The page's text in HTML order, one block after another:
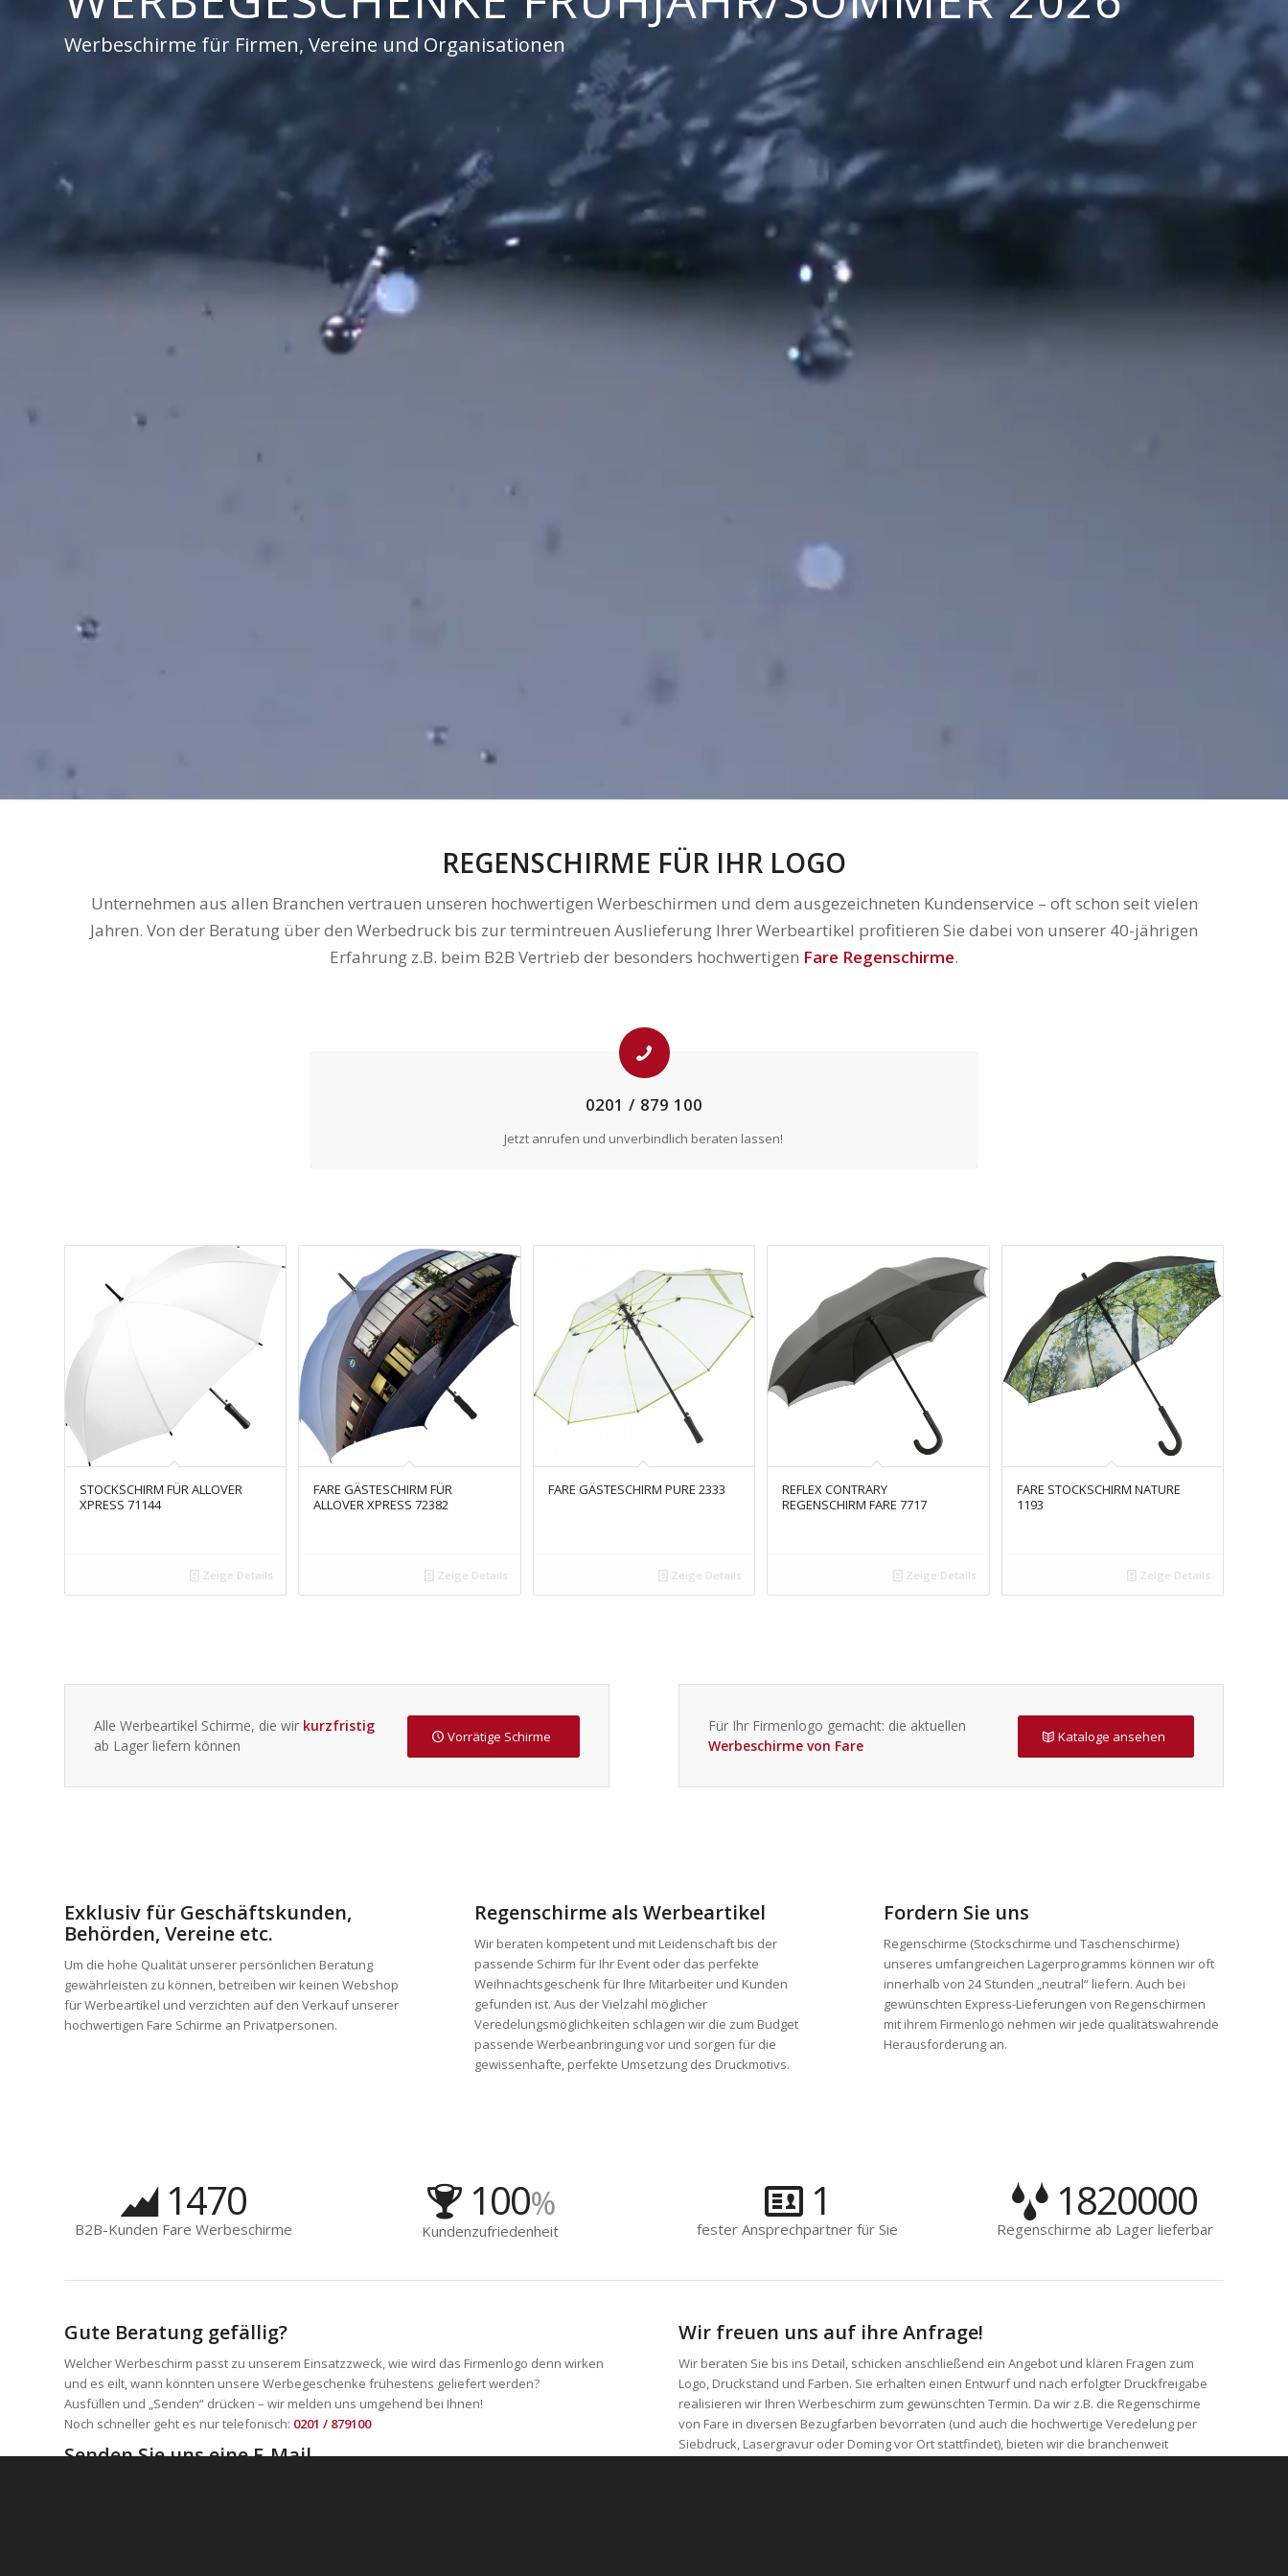
Werbeschirme für Firmen, Vereine und Organisationen
REGENSCHIRME FÜR IHR LOGO
Unternehmen aus allen Branchen vertrauen unseren hochwertigen Werbeschirmen und dem ausgezeichneten Kundenservice – oft schon seit vielen
Jahren. Von der Beratung über den Werbedruck bis zur termintreuen Auslieferung Ihrer Werbeartikel profitieren Sie dabei von unserer 40-jährigen
Erfahrung z.B. beim B2B Vertrieb der besonders hochwertigen Fare Regenschirme.
0201 / 879 100
Jetzt anrufen und unverbindlich beraten lassen!
STOCKSCHIRM FÜR ALLOVER
XPRESS 71144
Zeige Details
FARE GÄSTESCHIRM FÜR
ALLOVER XPRESS 72382
Zeige Details
FARE GÄSTESCHIRM PURE 2333
Zeige Details
REFLEX CONTRARY
REGENSCHIRM FARE 7717
Zeige Details
FARE STOCKSCHIRM NATURE
1193
Zeige Details
Alle Werbeartikel Schirme, die wir kurzfristig
ab Lager liefern können
Vorrätige Schirme
Für Ihr Firmenlogo gemacht: die aktuellen
Werbeschirme von Fare
Kataloge ansehen
Exklusiv für Geschäftskunden,
Behörden, Vereine etc.
Um die hohe Qualität unserer persönlichen Beratung
gewährleisten zu können, betreiben wir keinen Webshop
für Werbeartikel und verzichten auf den Verkauf unserer
hochwertigen Fare Schirme an Privatpersonen.
Regenschirme als Werbeartikel
Wir beraten kompetent und mit Leidenschaft bis der
passende Schirm für Ihr Event oder das perfekte
Weihnachtsgeschenk für Ihre Mitarbeiter und Kunden
gefunden ist. Aus der Vielzahl möglicher
Veredelungsmöglichkeiten schlagen wir die zum Budget
passende Werbeanbringung vor und sorgen für die
gewissenhafte, perfekte Umsetzung des Druckmotivs.
Fordern Sie uns
Regenschirme (Stockschirme und Taschenschirme)
unseres umfangreichen Lagerprogramms können wir oft
innerhalb von 24 Stunden „neutral“ liefern. Auch bei
gewünschten Express-Lieferungen von Regenschirmen
mit ihrem Firmenlogo nehmen wir jede qualitätswahrende
Herausforderung an.
1470
B2B-Kunden Fare Werbeschirme
100%
Kundenzufriedenheit
1
fester Ansprechpartner für Sie
1820000
Regenschirme ab Lager lieferbar
Gute Beratung gefällig?
Welcher Werbeschirm passt zu unserem Einsatzzweck, wie wird das Firmenlogo denn wirken
und es eilt, wann könnten unsere Werbegeschenke frühestens geliefert werden?
Ausfüllen und „Senden“ drücken – wir melden uns umgehend bei Ihnen!
Noch schneller geht es nur telefonisch: 0201 / 879100
Senden Sie uns eine E-Mail
Wir freuen uns auf ihre Anfrage!
Wir beraten Sie bis ins Detail, schicken anschließend ein Angebot und klären Fragen zum
Logo, Druckstand und Farben. Sie erhalten einen Entwurf und nach erfolgter Druckfreigabe
realisieren wir Ihren Werbeschirm zum gewünschten Termin. Da wir z.B. die Regenschirme
von Fare in diversen Bezugfarben bevorraten (und auch die hochwertige Veredelung per
Siebdruck, Lasergravur oder Doming vor Ort stattfindet), bieten wir die branchenweit